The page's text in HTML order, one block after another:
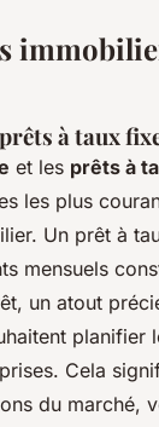
à taux
et les prêts à
les plus
Un prêt à
mensuels
un atout
planifier
Cela
du marché,